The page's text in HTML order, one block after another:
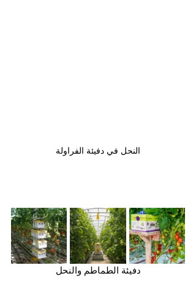
النحل في دفيئة الفراولة
دفيئة الطماطم والنحل